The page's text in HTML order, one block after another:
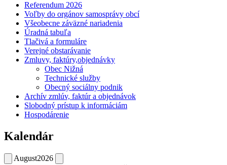
Referendum 2026
Voľby do orgánov samosprávy obcí
Všeobecne záväzné nariadenia
Úradná tabuľa
Tlačivá a formuláre
Verejné obstarávanie
Zmluvy, faktúry,objednávky
Obec Nižná
Technické služby
Obecný sociálny podnik
Archív zmlúv, faktúr a objednávok
Slobodný prístup k informáciám
Hospodárenie
Kalendár
August2026